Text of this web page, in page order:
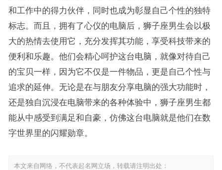
和工作中的得力伙伴，同时也成为彰显自己个性的独特
标志。而且，拥有了心仪的电脑后，狮子座男生会以极
大的热情去使用它，充分发挥其功能，享受科技带来的
便利和乐趣。他们会精心呵护这台电脑，就像对待自己
的宝贝一样，因为它不仅是一件物品，更是自己个性与
追求的延伸。无论是在与朋友分享电脑的强大功能时，
还是独自沉浸在电脑带来的各种体验中，狮子座男生都
能从中感受到满足和自豪，仿佛这台电脑就是他们在数
字世界里的闪耀勋章。
本文来自网络，不代表起名网立场，转载请注明出处：